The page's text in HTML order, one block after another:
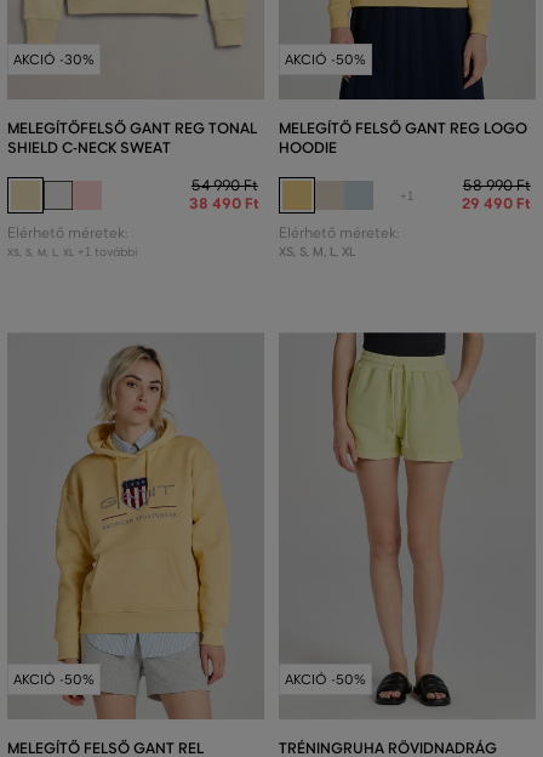
AKCIÓ -30%
MELEGÍTŐFELSŐ GANT REG TONAL
SHIELD C-NECK SWEAT
54 990 Ft
38 490 Ft
Elérhető méretek:
XS, S, M L XL +1 további
AKCIÓ -50%
MELEGÍTŐ FELSŐ GANT REG LOGO
HOODIE
+1
58 990 Ft
29 490 Ft
Elérhető méretek:
XS, S, M, L, XL
AKCIÓ -50%
MELEGÍTŐ FELSŐ GANT REL
AKCIÓ -50%
TRÉNINGRUHA RÖVIDNADRÁG